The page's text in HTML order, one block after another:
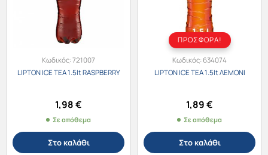
Κωδικός:721007
LIPTON ICE TEA 1.5lt RASPBERRY
1,98€
Σε απόθεμα
Στο καλάθι
ΠΡΟΣΦΟΡΑ!
Κωδικός:634074
LIPTON ICE TEA 1.5lt ΛΕΜΟΝΙ
1,89€
Σε απόθεμα
Στο καλάθι